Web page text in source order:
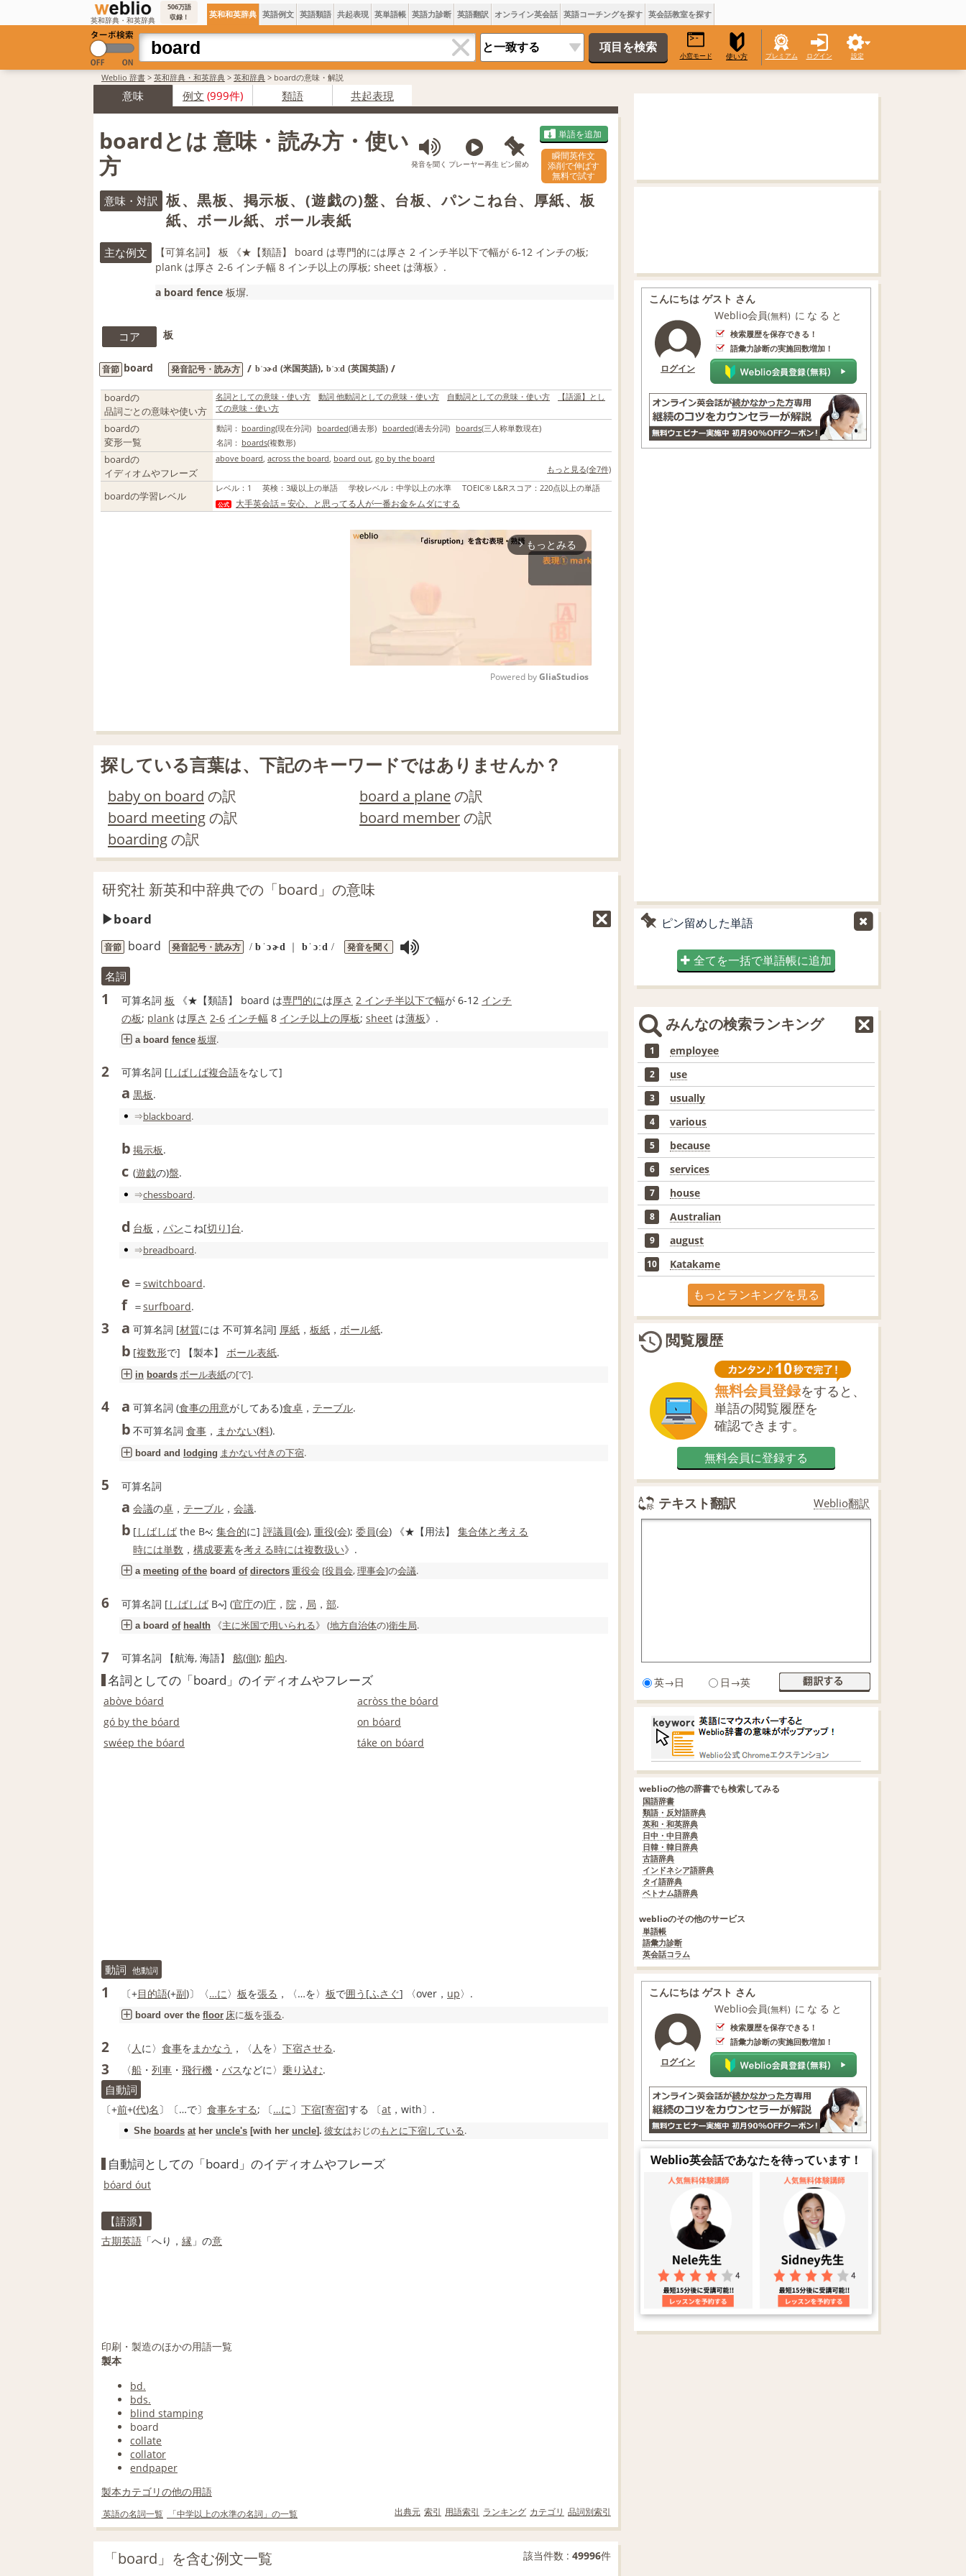
英和辞典・和英辞典
506万語
収録！
英和和英辞典 英語例文 英語類語 共起表現 英単語帳 英語力診断 英語翻訳 オンライン英会話 英語コーチングを探す 英会話教室を探す
小窓モード 使い方 プレミアム ログイン 設定
Weblio 辞書 > 英和辞典・和英辞典 > 英和辞典 > boardの意味・解説
意味 例文 (999件) 類語 共起表現
boardとは 意味・読み方・使い
方
発音を聞く プレーヤー再生 ピン留め
単語を追加
瞬間英作文
添削で伸ばす
無料で試す
意味・対訳
板、黒板、掲示板、(遊戯の)盤、台板、パンこね台、厚紙、板
紙、ボール紙、ボール表紙
主な例文
【可算名詞】 板 《★【類語】 board は専門的には厚さ 2 インチ半以下で幅が 6‐12 インチの板;
plank は厚さ 2‐6 インチ幅 8 インチ以上の厚板; sheet は薄板》.
a board fence 板塀.
コア 板
音節 board 発音記号・読み方 / bˈɔɚd (米国英語), bˈɔːd (英国英語) /
boardの
品詞ごとの意味や使い方
名詞としての意味・使い方 動詞 他動詞としての意味・使い方 自動詞としての意味・使い方
【語源】とし
ての意味・使い方
boardの
変形一覧
動詞： boarding(現在分詞) boarded(過去形) boarded(過去分詞) boards(三人称単数現在)
名詞： boards(複数形)
boardの
イディオムやフレーズ
above board across the board board out go by the board
もっと見る(全7件)
boardの学習レベル
レベル ： 1 英検 ： 3級以上の単語 学校レベル ： 中学以上の水準 TOEIC® L&Rスコア ： 220点以上の単語
公式 大手英会話＝安心、と思ってる人が一番お金をムダにする
arrow_forward_ios もっとみる
Powered by GliaStudios
探している言葉は、下記のキーワードではありませんか？
baby on board の訳 board a planeの訳
board meetingの訳 board memberの訳
boardingの訳
研究社 新英和中辞典での「board」の意味
board
音節 board 発音記号・読み方 / bˈɔɚd ｜ bˈɔːd / 発音を聞く
名詞
1 可算名詞 板 《★ 【類語】 board は専門的には厚さ 2 インチ半以下で幅が 6‐12 インチ
の板; plank は厚さ 2‐6 インチ幅 8 インチ以上の厚板; sheet は薄板》.
a board fence 板塀.
2 可算名詞 [しばしば複合語をなして]
a 黒板.
⇒blackboard.
b 掲示板.
c (遊戯の)盤.
⇒chessboard.
d 台板 ， パンこね[切り]台.
⇒breadboard.
e ＝switchboard.
f ＝surfboard.
3 a 可算名詞 [材質には 不可算名詞] 厚紙 ， 板紙 ， ボール紙.
b [複数形で] 【製本】 ボール表紙.
in boards ボール表紙の[で].
4 a 可算名詞 (食事の用意がしてある)食卓 ， テーブル.
b 不可算名詞 食事 ， まかない(料).
board and lodging まかない付きの下宿.
5 可算名詞
a 会議の卓 ， テーブル ， 会議.
b [しばしば the B ; 集合的に] 評議員(会), 重役(会); 委員(会) 《★ 【用法】 集合体と考える
時には単数 ， 構成要素を考える時には複数扱い》.
a meeting of the board of directors 重役会 [役員会,理事会]の会議.
6 可算名詞 [しばしば B ] (官庁の)庁 ， 院 ， 局 ， 部.
a board of health 《主に米国で用いられる》 (地方自治体の)衛生局.
7 可算名詞 【航海, 海語】 舷(側); 船内.
名詞としての「board」のイディオムやフレーズ
abòve bóard
acròss the bóard
gó by the bóard
on bóard
swéep the bóard
táke on bóard
動詞 他動詞
1 〔+目的語(+副)〕〈…に〉 板を張る ，〈…を〉 板で囲う [ふさぐ] 〈over， up〉.
board over the floor 床に板を張る.
2 〈 人 に〉 食事を まかなう ，〈 人 を〉 下宿させる.
3 〈船 ・ 列車 ・ 飛行機 ・ バスなどに〉 乗り込む.
自動詞
〔+前+(代)名 〕〔…で〕 食事をする; 〔…に〕 下宿[寄宿]する 〔at ，with〕.
She boards ather uncle's [with her uncle]. 彼女はおじのもとに下宿している.
自動詞としての「board」のイディオムやフレーズ
bóard óut
【語源】
古期英語 「へり， 縁 」の意
印刷・製造のほかの用語一覧
製本
bd.
bds.
blind stamping
board
collate
collator
endpaper
製本カテゴリの他の用語
英語の名詞一覧 「中学以上の水準の名詞」の一覧 出典元 索引 用語索引 ランキング カテゴリ 品詞別索引
「board」を含む例文一覧 該当件数 : 49996件
こんにちは ゲスト さん
ログイン
Weblio会員(無料) になると
検索履歴を保存できる！
語彙力診断の実施回数増加！
ピン留めした単語
全てを一括で単語帳に追加
みんなの検索ランキング
1 employee
2 use
3 usually
4 various
5 because
6 services
7 house
8 Australian
9 august
10 Katakame
もっとランキングを見る
閲覧履歴
無料会員登録をすると、
単語の閲覧履歴を
確認できます。
無料会員に登録する
テキスト翻訳 Weblio翻訳
英→日 日→英
weblioの他の辞書でも検索してみる
国語辞書
類語・反対語辞典
英和・和英辞典
日中・中日辞典
日韓・韓日辞典
古語辞典
インドネシア語辞典
タイ語辞典
ベトナム語辞典
weblioのその他のサービス
単語帳
語彙力診断
英会話コラム
こんにちは ゲスト さん
ログイン
Weblio会員(無料) になると
検索履歴を保存できる！
語彙力診断の実施回数増加！
Weblio英会話であなたを待っています！